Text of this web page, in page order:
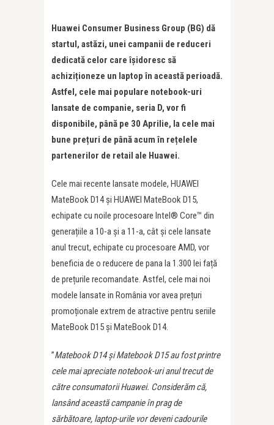
Huawei Consumer Business Group (BG) dă
startul, astăzi, unei campanii de reduceri
dedicată celor care îșidoresc să
achiziționeze un laptop în această perioadă.
Astfel, cele mai populare notebook-uri
lansate de companie, seria D, vor fi
disponibile, până pe 30 Aprilie, la cele mai
bune prețuri de până acum în rețelele
partenerilor de retail ale Huawei.
Cele mai recente lansate modele, HUAWEI
MateBook D14 și HUAWEI MateBook D15,
echipate cu noile procesoare Intel® Core™ din
generațiile a 10-a și a 11-a, cât și cele lansate
anul trecut, echipate cu procesoare AMD, vor
beneficia de o reducere de pana la 1.300 lei față
de prețurile recomandate. Astfel, cele mai noi
modele lansate in România vor avea prețuri
promoționale extrem de atractive pentru seriile
MateBook D15 și MateBook D14.
”Matebook D14 și Matebook D15 au fost printre
cele mai apreciate notebook-uri anul trecut de
către consumatorii Huawei. Considerăm că,
lansând această campanie în prag de
sărbătoare, laptop-urile vor deveni cadourile